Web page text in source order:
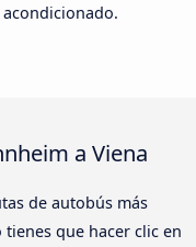
a Viena
de autobús más
que hacer clic en